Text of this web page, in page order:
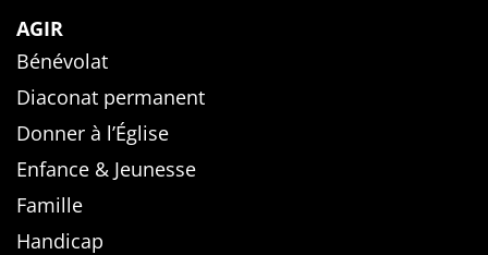
AGIR
Bénévolat
Diaconat permanent
Donner à l’Église
Enfance & Jeunesse
Famille
Handicap